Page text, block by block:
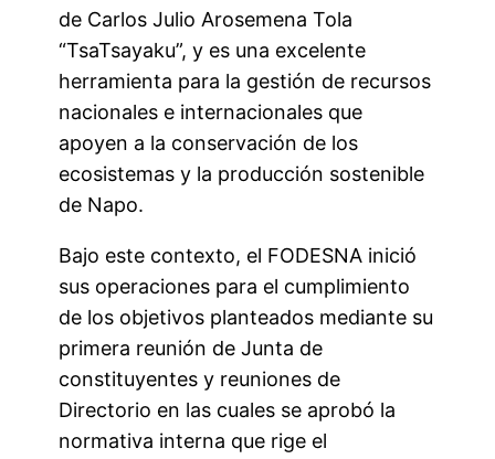
de Carlos Julio Arosemena Tola
“TsaTsayaku”, y es una excelente
herramienta para la gestión de recursos
nacionales e internacionales que
apoyen a la conservación de los
ecosistemas y la producción sostenible
de Napo.
Bajo este contexto, el FODESNA inició
sus operaciones para el cumplimiento
de los objetivos planteados mediante su
primera reunión de Junta de
constituyentes y reuniones de
Directorio en las cuales se aprobó la
normativa interna que rige el